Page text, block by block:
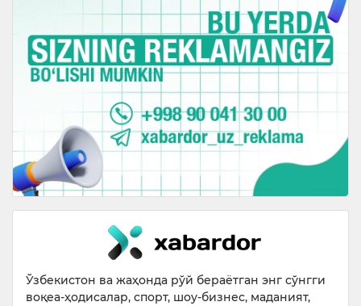
Ўзбекистон ва жаҳонда рўй бераётган энг сўнгги
воқеа-ҳодисалар, спорт, шоу-бизнес, маданият,